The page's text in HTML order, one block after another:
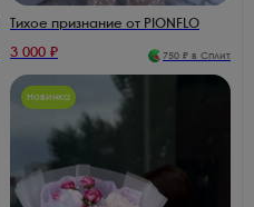
Тихое признание от PIONFLO
3 000 ₽ 750 ₽ в Сплит
Новинка